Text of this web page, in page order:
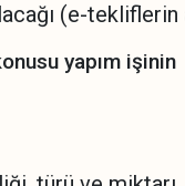
(e-
yapım işinin